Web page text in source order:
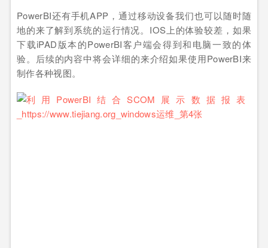
PowerBI还有手机APP，通过移动设备我们也可以随时随
地的来了解到系统的运行情况。IOS上的体验较差，如果
下载iPAD版本的PowerBI客户端会得到和电脑一致的体
验。后续的内容中将会详细的来介绍如果使用PowerBI来
制作各种视图。